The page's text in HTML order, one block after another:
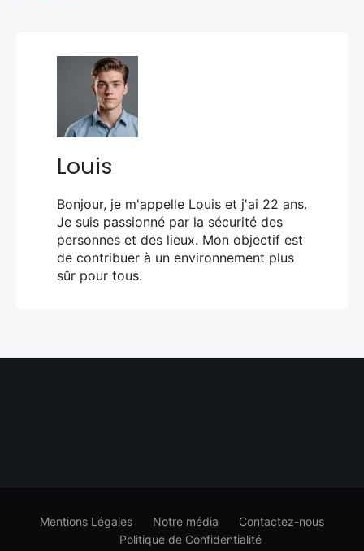
Louis
Bonjour, je m'appelle Louis et j'ai 22 ans.
Je suis passionné par la sécurité des
personnes et des lieux. Mon objectif est
de contribuer à un environnement plus
sûr pour tous.
Mentions Légales Notre média
Contactez-nous
Politique de Confidentialité